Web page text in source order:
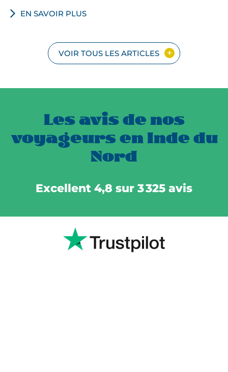
EN SAVOIR PLUS
VOIR TOUS LES ARTICLES
Les avis de nos
voyageurs en Inde du
Nord
Excellent 4,8 sur 3 325 avis